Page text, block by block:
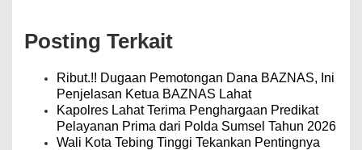
i
p
Posting Terkait
Ribut.!! Dugaan Pemotongan Dana BAZNAS, Ini
Penjelasan Ketua BAZNAS Lahat
Kapolres Lahat Terima Penghargaan Predikat
Pelayanan Prima dari Polda Sumsel Tahun 2026
Wali Kota Tebing Tinggi Tekankan Pentingnya